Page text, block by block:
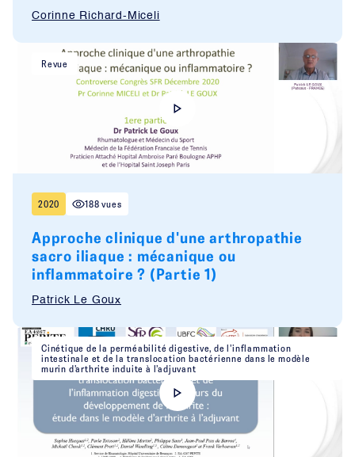
Corinne Richard-Miceli
Revue
2020 188 vues
Approche clinique d'une arthropathie
sacro iliaque : mécanique ou
inflammatoire ? (Partie 1)
Patrick Le Goux
Cinétique de la perméabilité digestive, de l’inflammation
intestinale et de la translocation bactérienne dans le modèle
murin d’arthrite induite à l’adjuvant